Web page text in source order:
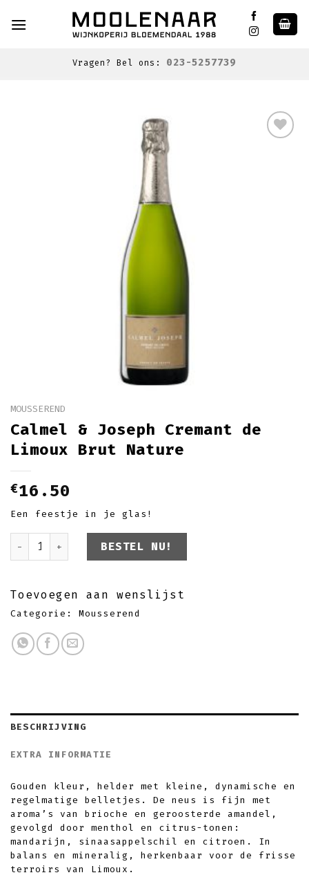
to
Vragen? Bel ons: 023-5257739
MOUSSEREND
Calmel & Joseph Cremant de
Limoux Brut Nature
€16.50
Een feestje in je glas!
Calmel & Joseph Cremant de Limoux Brut
BESTEL NU!
Toevoegen aan wenslijst
Categorie: Mousserend
BESCHRIJVING
EXTRA INFORMATIE
Gouden kleur, helder met kleine, dynamische en
regelmatige belletjes. De neus is fijn met
aroma’s van brioche en geroosterde amandel,
gevolgd door menthol en citrus-tonen:
mandarijn, sinaasappelschil en citroen. In
balans en mineralig, herkenbaar voor de frisse
terroirs van Limoux.